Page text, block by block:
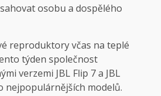
reproduktory včas na teplé
týden společnost
verzemi JBL Flip 7 a JBL
nejpopulárnějších modelů.